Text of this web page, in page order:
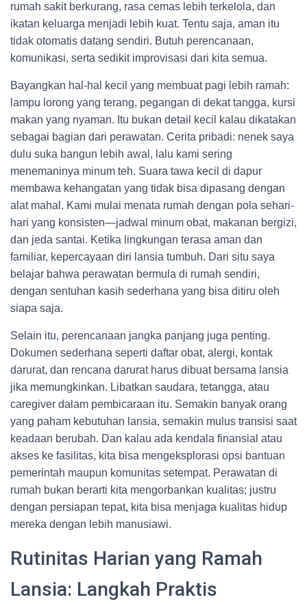
rumah sakit berkurang, rasa cemas lebih terkelola, dan
ikatan keluarga menjadi lebih kuat. Tentu saja, aman itu
tidak otomatis datang sendiri. Butuh perencanaan,
komunikasi, serta sedikit improvisasi dari kita semua.
Bayangkan hal-hal kecil yang membuat pagi lebih ramah:
lampu lorong yang terang, pegangan di dekat tangga, kursi
makan yang nyaman. Itu bukan detail kecil kalau dikatakan
sebagai bagian dari perawatan. Cerita pribadi: nenek saya
dulu suka bangun lebih awal, lalu kami sering
menemaninya minum teh. Suara tawa kecil di dapur
membawa kehangatan yang tidak bisa dipasang dengan
alat mahal. Kami mulai menata rumah dengan pola sehari-
hari yang konsisten—jadwal minum obat, makanan bergizi,
dan jeda santai. Ketika lingkungan terasa aman dan
familiar, kepercayaan diri lansia tumbuh. Dari situ saya
belajar bahwa perawatan bermula di rumah sendiri,
dengan sentuhan kasih sederhana yang bisa ditiru oleh
siapa saja.
Selain itu, perencanaan jangka panjang juga penting.
Dokumen sederhana seperti daftar obat, alergi, kontak
darurat, dan rencana darurat harus dibuat bersama lansia
jika memungkinkan. Libatkan saudara, tetangga, atau
caregiver dalam pembicaraan itu. Semakin banyak orang
yang paham kebutuhan lansia, semakin mulus transisi saat
keadaan berubah. Dan kalau ada kendala finansial atau
akses ke fasilitas, kita bisa mengeksplorasi opsi bantuan
pemerintah maupun komunitas setempat. Perawatan di
rumah bukan berarti kita mengorbankan kualitas; justru
dengan persiapan tepat, kita bisa menjaga kualitas hidup
mereka dengan lebih manusiawi.
Rutinitas Harian yang Ramah
Lansia: Langkah Praktis